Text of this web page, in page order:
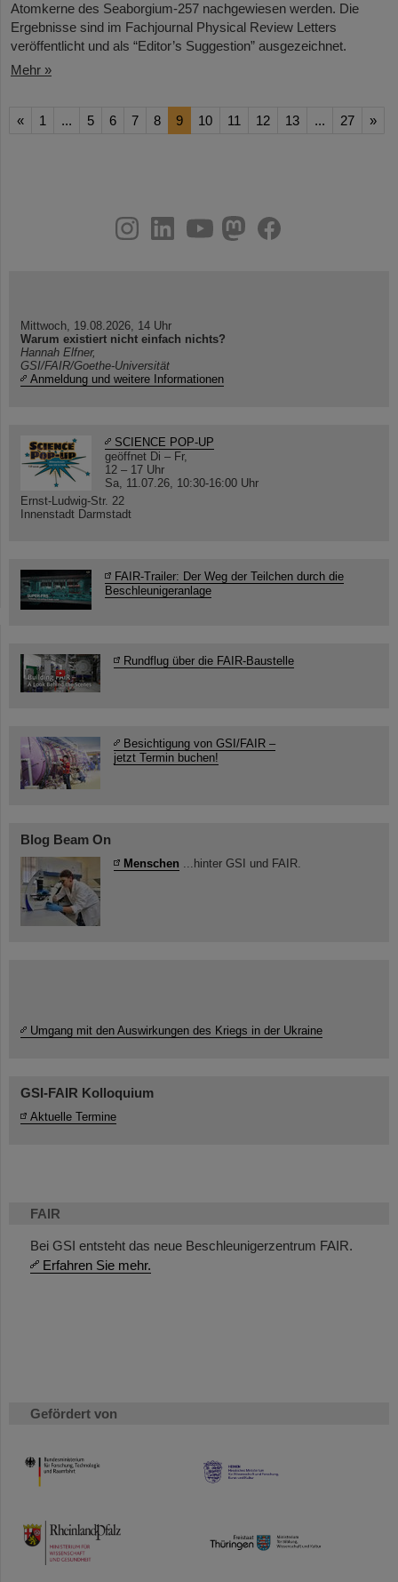
FAIR
Bei GSI entsteht das neue Beschleunigerzentrum FAIR.
Erfahren Sie mehr.
Gefördert von
HMWK
TMWWDG
Atomkerne des Seaborgium-257 nachgewiesen werden. Die
Ergebnisse sind im Fachjournal Physical Review Letters
veröffentlicht und als “Editor’s Suggestion” ausgezeichnet.
Mehr »
« 1 ... 5 6 7 8 9 10 11 12 13 ... 27 »
youtube
helmholtz.social
facebook
Mittwoch, 19.08.2026, 14 Uhr
Warum existiert nicht einfach nichts?
Hannah Elfner,
GSI/FAIR/Goethe-Universität
Anmeldung und weitere Informationen
SCIENCE POP-UP
geöffnet Di – Fr,
12 – 17 Uhr
Sa, 11.07.26, 10:30-16:00 Uhr
Ernst-Ludwig-Str. 22
Innenstadt Darmstadt
FAIR-Trailer: Der Weg der Teilchen durch die
Beschleunigeranlage
Rundflug über die FAIR-Baustelle
Besichtigung von GSI/FAIR –
jetzt Termin buchen!
Blog Beam On
Menschen ...hinter GSI und FAIR.
Umgang mit den Auswirkungen des Kriegs in der Ukraine
GSI-FAIR Kolloquium
Aktuelle Termine